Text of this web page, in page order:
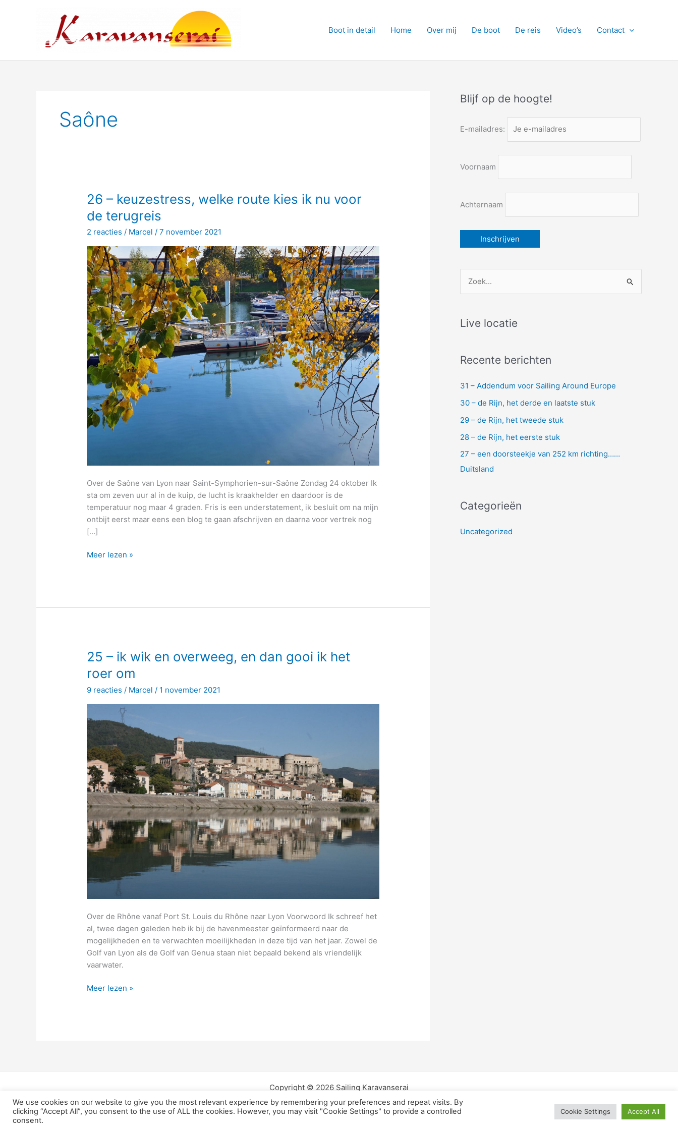
Boot in detail Home Over mij De boot De reis Video’s Contact
Saône
26 – keuzestress, welke route kies ik nu voor
de terugreis
2 reacties / Marcel/7 november 2021
Over de Saône van Lyon naar Saint-Symphorien-sur-Saône Zondag 24 oktober Ik
sta om zeven uur al in de kuip, de lucht is kraakhelder en daardoor is de
temperatuur nog maar 4 graden. Fris is een understatement, ik besluit om na mijn
ontbijt eerst maar eens een blog te gaan afschrijven en daarna voor vertrek nog
[…]
26
voor
de
terugreis
Meer lezen »
25 – ik wik en overweeg, en dan gooi ik het
roer om
9 reacties / Marcel / 1 november 2021
Over de Rhône vanaf Port St. Louis du Rhône naar Lyon Voorwoord Ik schreef het
al, twee dagen geleden heb ik bij de havenmeester geïnformeerd naar de
mogelijkheden en te verwachten moeilijkheden in deze tijd van het jaar. Zowel de
Golf van Lyon als de Golf van Genua staan niet bepaald bekend als vriendelijk
vaarwater.
25
dan
het
Meer lezen »
Blijf op de hoogte!
E-mailadres:
Voornaam
Achternaam
k
a
r
Live locatie
Recente berichten
31 – Addendum voor Sailing Around Europe
30 – de Rijn, het derde en laatste stuk
29 – de Rijn, het tweede stuk
28 – de Rijn, het eerste stuk
27 – een doorsteekje van 252 km richting……
Duitsland
Categorieën
Uncategorized
Copyright © 2026 Sailing Karavanserai
We use cookies on our website to give you the most relevant experience by remembering your preferences and repeat visits. By
clicking “Accept All”, you consent to the use of ALL the cookies. However, you may visit "Cookie Settings" to provide a controlled
consent.
Cookie Settings Accept All